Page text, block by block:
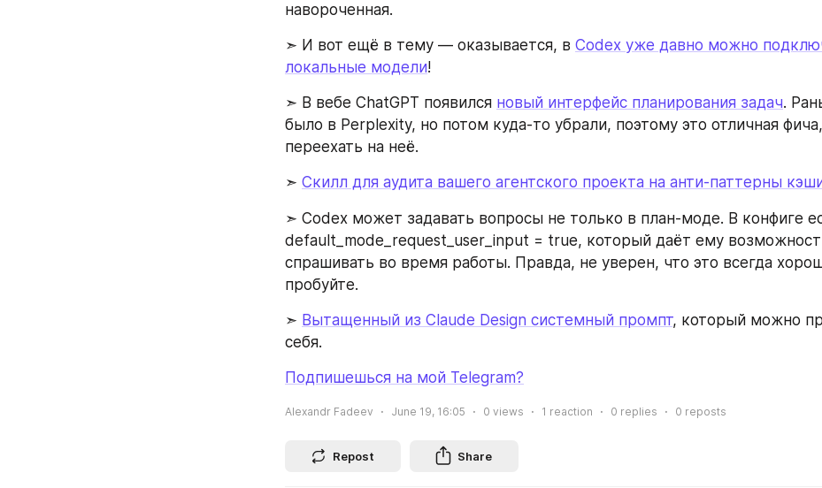
навороченная.
➣ И вот ещё в тему — оказывается, в Codex уже давно можно
локальные модели!
➣ В вебе ChatGPT появился новый интерфейс планирования задач.
было в Perplexity, но потом куда-то убрали, поэтому это отличная
переехать на неё.
➣ Скилл для аудита вашего агентского проекта на анти-паттерны
➣ Codex может задавать вопросы не только в план-моде. В конфиге
default_mode_request_user_input = true, который даёт ему
спрашивать во время работы. Правда, не уверен, что это всегда
пробуйте.
➣ Вытащенный из Claude Design системный промпт, который можно
себя.
Подпишешься на мой Telegram?
Alexandr Fadeev June 19, 16:05 0 views 1 reaction 0 replies 0 reposts
Repost Share